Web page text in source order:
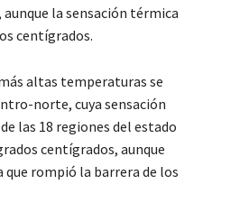
la sensación térmica
centígrados.
altas temperaturas se
norte, cuya sensación
las 18 regiones del estado
centígrados, aunque
rompió la barrera de los